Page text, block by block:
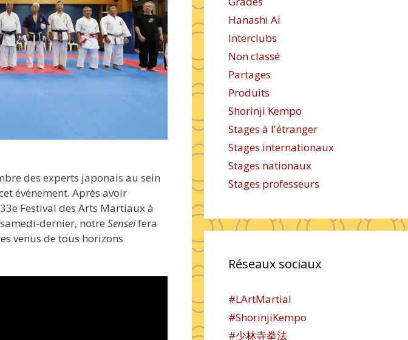
des experts japonais au sein
événement. Après avoir
Festival des Arts Martiaux à
dernier, notre Senseifera
venus de tous horizons
Hanashi Ai
Interclubs
Non classé
Partages
Produits
Shorinji Kempo
Stages à l'étranger
Stages internationaux
Stages nationaux
Stages professeurs
Réseaux sociaux
#LArtMartial
#ShorinjiKempo
#少林寺拳法